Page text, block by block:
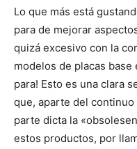
Lo que más está
para de mejorar
quizá excesivo con la
modelos de placas base
para! Esto es una clara
que, aparte del
parte dicta la
estos productos, por